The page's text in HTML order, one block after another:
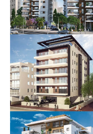
אוכלס
נוה גן החדשה
אוכלס